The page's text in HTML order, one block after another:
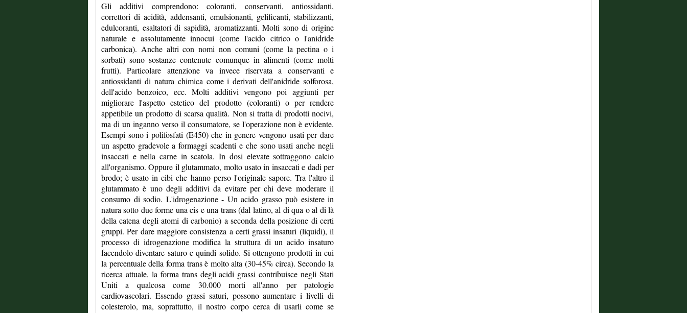
Gli additivi comprendono: coloranti, conservanti, antiossidanti,
correttori di acidità, addensanti, emulsionanti, gelificanti, stabilizzanti,
edulcoranti, esaltatori di sapidità, aromatizzanti. Molti sono di origine
naturale e assolutamente innocui (come l'acido citrico o l'anidride
carbonica). Anche altri con nomi non comuni (come la pectina o i
sorbati) sono sostanze contenute comunque in alimenti (come molti
frutti). Particolare attenzione va invece riservata a conservanti e
antiossidanti di natura chimica come i derivati dell'anidride solforosa,
dell'acido benzoico, ecc. Molti additivi vengono poi aggiunti per
migliorare l'aspetto estetico del prodotto (coloranti) o per rendere
appetibile un prodotto di scarsa qualità. Non si tratta di prodotti nocivi,
ma di un inganno verso il consumatore, se l'operazione non è evidente.
Esempi sono i polifosfati (E450) che in genere vengono usati per dare
un aspetto gradevole a formaggi scadenti e che sono usati anche negli
insaccati e nella carne in scatola. In dosi elevate sottraggono calcio
all'organismo. Oppure il glutammato, molto usato in insaccati e dadi per
brodo; è usato in cibi che hanno perso l'originale sapore. Tra l'altro il
glutammato è uno degli additivi da evitare per chi deve moderare il
consumo di sodio. L'idrogenazione - Un acido grasso può esistere in
natura sotto due forme una cis e una trans (dal latino, al di qua o al di là
della catena degli atomi di carbonio) a seconda della posizione di certi
gruppi. Per dare maggiore consistenza a certi grassi insaturi (liquidi), il
processo di idrogenazione modifica la struttura di un acido insaturo
facendolo diventare saturo e quindi solido. Si ottengono prodotti in cui
la percentuale della forma trans è molto alta (30-45% circa). Secondo la
ricerca attuale, la forma trans degli acidi grassi contribuisce negli Stati
Uniti a qualcosa come 30.000 morti all'anno per patologie
cardiovascolari. Essendo grassi saturi, possono aumentare i livelli di
colesterolo, ma, soprattutto, il nostro corpo cerca di usarli come se